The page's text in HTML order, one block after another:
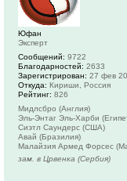
Юфан
Эксперт
Сообщений: 9722
Благодарностей: 2633
Зарегистрирован: 27 фев
Откуда: Кириши, Россия
Рейтинг: 826
Мидлсбро (Англия)
Эль-Энтаг Эль-Харби
Сиэтл Саундерс (США)
Авай (Бразилия)
Малайзия Армед Форсес
зам. в Црвенка (Сербия)